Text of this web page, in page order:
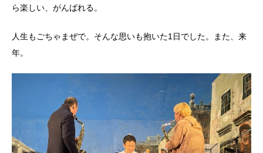
ら楽しい、がんばれる。
人生もごちゃまぜで。そんな思いも抱いた1日でした。また、来
年。